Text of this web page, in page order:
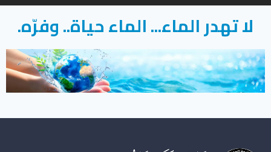
لا تهدر الماء... الماء حياة.. وفرّه.